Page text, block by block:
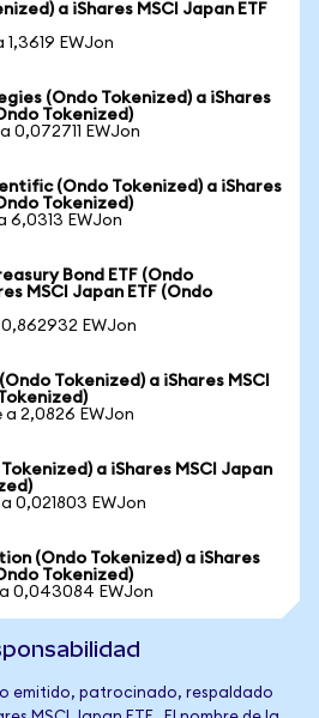
a iShares MSCI Japan ETF
1,3619 EWJon
(Ondo Tokenized) a iShares
Tokenized)
0,072711 EWJon
(Ondo Tokenized) a iShares
Tokenized)
6,0313 EWJon
Bond ETF (Ondo
MSCI Japan ETF (Ondo
0,862932 EWJon
Tokenized) a iShares MSCI
a 2,0826 EWJon
a iShares MSCI Japan
0,021803 EWJon
(Ondo Tokenized) a iShares
Tokenized)
0,043084 EWJon
emitido, patrocinado, respaldado